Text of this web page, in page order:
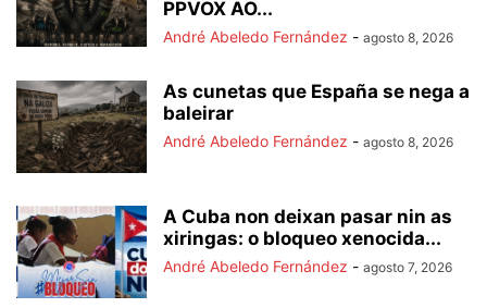
PPVOX AO...
André Abeledo Fernández - agosto 8, 2026
As cunetas que España se nega a
baleirar
André Abeledo Fernández - agosto 8, 2026
A Cuba non deixan pasar nin as
xiringas: o bloqueo xenocida...
André Abeledo Fernández - agosto 7, 2026